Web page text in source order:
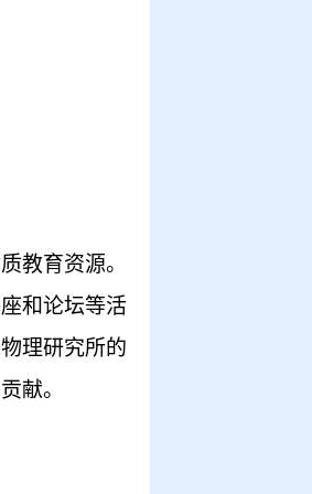
教育资源。
和论坛等活
理研究所的
献。